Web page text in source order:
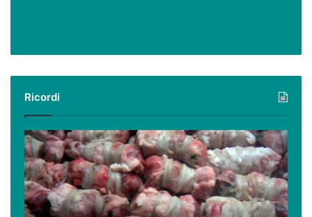
Ricordi
Ricordi:
le
ricette
tradizionali,
i
moglitieddi